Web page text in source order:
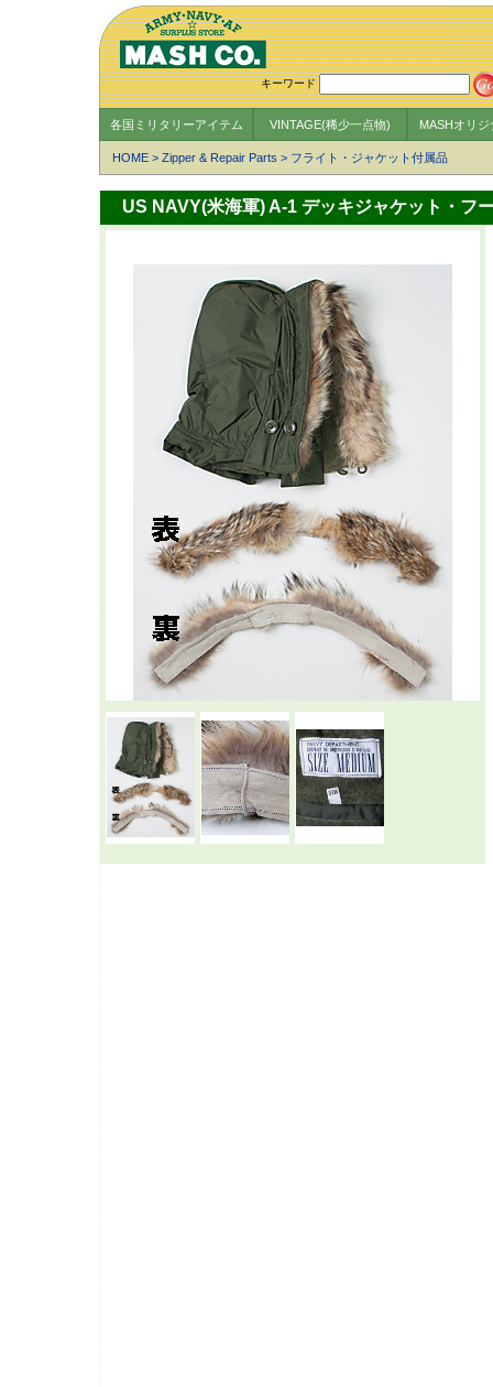
キーワード
各国ミリタリーアイテム VINTAGE(稀少一点物) MASHオリ
HOME > Zipper & Repair Parts > フライト・ジャケット付属品
US NAVY(米海軍) A-1 デッキジャケット・フ